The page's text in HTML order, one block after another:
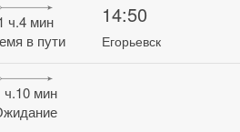
ч.4 мин
в пути
14:50
Егорьевск
ч.10 мин